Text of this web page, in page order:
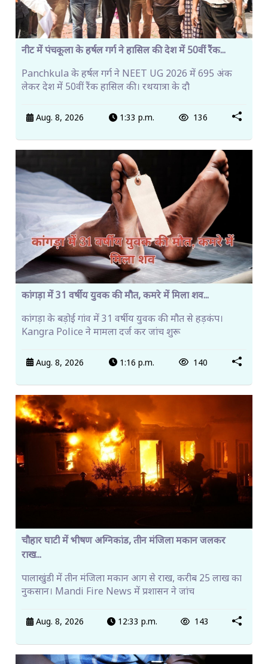
नीट में पंचकूला के हर्षल गर्ग ने हासिल की देश में 50वीं रैंक...
Panchkula के हर्षल गर्ग ने NEET UG 2026 में 695 अंक
लेकर देश में 50वीं रैंक हासिल की। रथयात्रा के दौ
Aug. 8, 2026 1:33 p.m. 136
कांगड़ा में 31 वर्षीय युवक की मौत, कमरे में मिला शव...
कांगड़ा के बड़ोई गांव में 31 वर्षीय युवक की मौत से हड़कंप।
Kangra Police ने मामला दर्ज कर जांच शुरू
Aug. 8, 2026 1:16 p.m. 140
चौहार घाटी में भीषण अग्निकांड, तीन मंजिला मकान जलकर
राख...
पालाखुंडी में तीन मंजिला मकान आग से राख, करीब 25 लाख का
नुकसान। Mandi Fire News में प्रशासन ने जांच
Aug. 8, 2026 12:33 p.m. 143